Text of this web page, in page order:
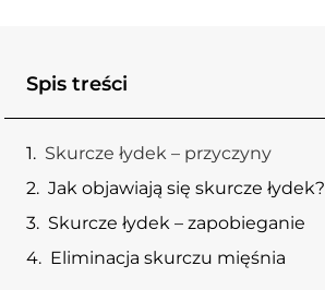
Spis treści
Skurcze łydek – przyczyny
Jak objawiają się skurcze łydek?
Skurcze łydek – zapobieganie
Eliminacja skurczu mięśnia